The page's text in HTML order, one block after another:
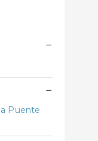
−
−
Puente